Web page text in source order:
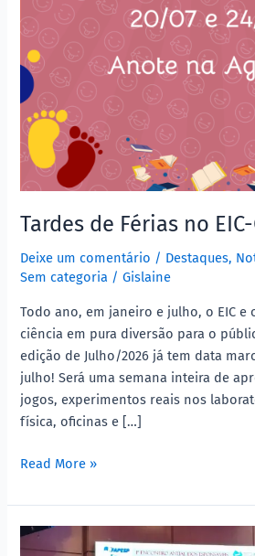
Tardes de Férias no EIC-
Deixe um comentário / Destaques,
Sem categoria /Gislaine
Todo ano, em janeiro e julho, o EIC e
ciência em pura diversão para o
edição de Julho/2026 já tem data
julho! Será uma semana inteira de
jogos, experimentos reais nos
física, oficinas e […]
Read More »
Entre